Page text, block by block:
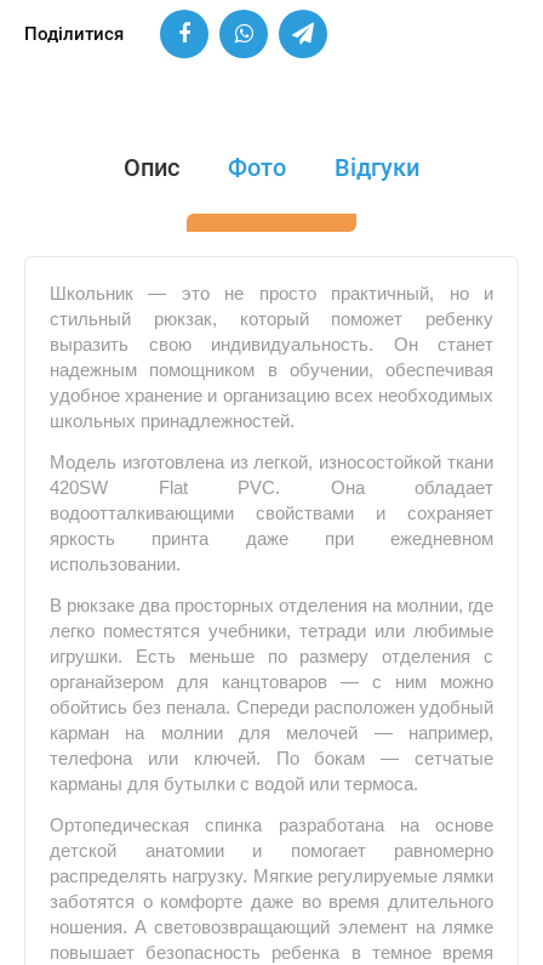
Поділитися
Опис Фото Відгуки
Школьник — это не просто практичный, но и
стильный рюкзак, который поможет ребенку
выразить свою индивидуальность. Он станет
надежным помощником в обучении, обеспечивая
удобное хранение и организацию всех необходимых
школьных принадлежностей.
Модель изготовлена из легкой, износостойкой ткани
420SW Flat PVC. Она обладает
водоотталкивающими свойствами и сохраняет
яркость принта даже при ежедневном
использовании.
В рюкзаке два просторных отделения на молнии, где
легко поместятся учебники, тетради или любимые
игрушки. Есть меньше по размеру отделения с
органайзером для канцтоваров — с ним можно
обойтись без пенала. Спереди расположен удобный
карман на молнии для мелочей — например,
телефона или ключей. По бокам — сетчатые
карманы для бутылки с водой или термоса.
Ортопедическая спинка разработана на основе
детской анатомии и помогает равномерно
распределять нагрузку. Мягкие регулируемые лямки
заботятся о комфорте даже во время длительного
ношения. А световозвращающий элемент на лямке
повышает безопасность ребенка в темное время